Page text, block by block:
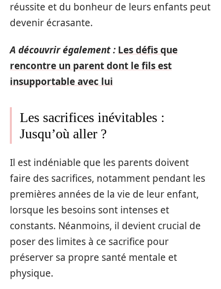
réussite et du bonheur de leurs enfants peut
devenir écrasante.
A découvrir également : Les défis que
rencontre un parent dont le fils est
insupportable avec lui
Les sacrifices inévitables :
Jusqu’où aller ?
Il est indéniable que les parents doivent
faire des sacrifices, notamment pendant les
premières années de la vie de leur enfant,
lorsque les besoins sont intenses et
constants. Néanmoins, il devient crucial de
poser des limites à ce sacrifice pour
préserver sa propre santé mentale et
physique.